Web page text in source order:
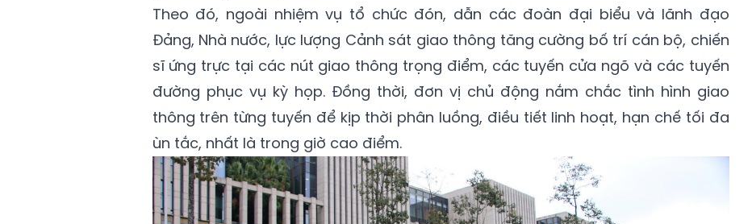
Theo đó, ngoài nhiệm vụ tổ chức đón, dẫn các đoàn đại biểu và lãnh đạo
Đảng, Nhà nước, lực lượng Cảnh sát giao thông tăng cường bố trí cán bộ, chiến
sĩ ứng trực tại các nút giao thông trọng điểm, các tuyến cửa ngõ và các tuyến
đường phục vụ kỳ họp. Đồng thời, đơn vị chủ động nắm chắc tình hình giao
thông trên từng tuyến để kịp thời phân luồng, điều tiết linh hoạt, hạn chế tối đa
ùn tắc, nhất là trong giờ cao điểm.